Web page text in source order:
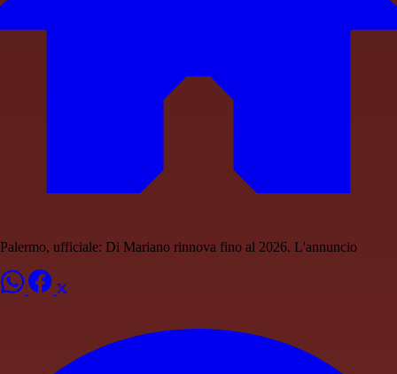
Palermo, ufficiale: Di Mariano rinnova fino al 2026. L'annuncio